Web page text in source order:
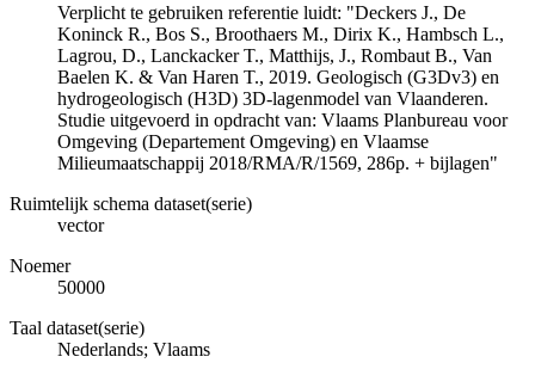
Verplicht te gebruiken referentie luidt: "Deckers J., De
Koninck R., Bos S., Broothaers M., Dirix K., Hambsch L.,
Lagrou, D., Lanckacker T., Matthijs, J., Rombaut B., Van
Baelen K. & Van Haren T., 2019. Geologisch (G3Dv3) en
hydrogeologisch (H3D) 3D-lagenmodel van Vlaanderen.
Studie uitgevoerd in opdracht van: Vlaams Planbureau voor
Omgeving (Departement Omgeving) en Vlaamse
Milieumaatschappij 2018/RMA/R/1569, 286p. + bijlagen"
Ruimtelijk schema dataset(serie)
vector
Noemer
50000
Taal dataset(serie)
Nederlands; Vlaams